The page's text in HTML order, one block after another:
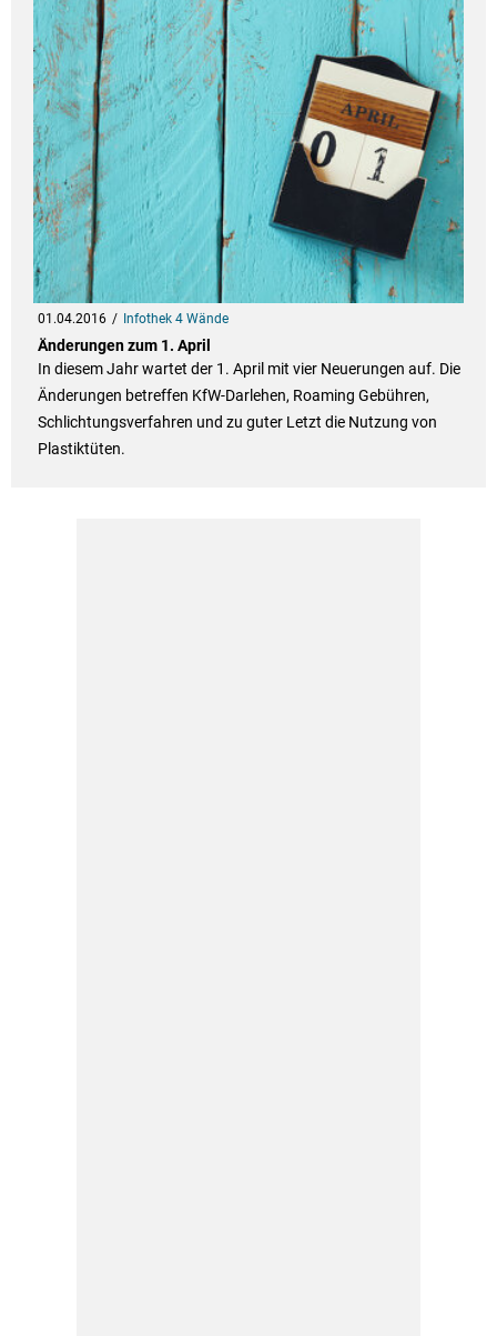
01.04.2016 Infothek 4 Wände
Änderungen zum 1. April
In diesem Jahr wartet der 1. April mit vier Neuerungen auf. Die
Änderungen betreffen KfW-Darlehen, Roaming Gebühren,
Schlichtungsverfahren und zu guter Letzt die Nutzung von
Plastiktüten.